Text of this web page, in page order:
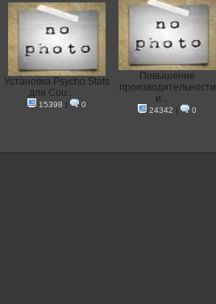
Установка Psycho Stats
для Cou...
15398 | 0
Повышение
производительности
и...
24342 | 0